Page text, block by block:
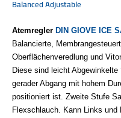
Atemregler DIN GIOVE ICE
Balancierte,
Oberflächenveredlung und
Diese sind leicht
gerader Abgang mit hohem
positioniert ist. Zweite Stufe
Flexschlauch. Kann Links und